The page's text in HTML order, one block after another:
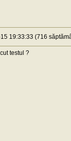
19:33:33 (716
testul ?